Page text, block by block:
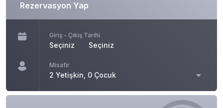
Rezervasyon Yap
Giriş - Çıkış Tarihi
Seçiniz Seçiniz
Misafir
2 Yetişkin, 0 Çocuk